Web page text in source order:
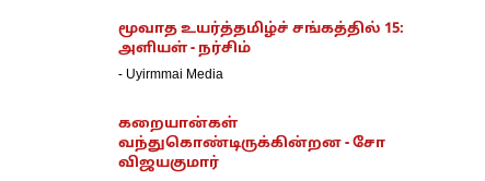
மூவாத உயர்த்தமிழ்ச் சங்கத்தில் 15:
அளியள் - நர்சிம்
- Uyirmmai Media
கறையான்கள்
வந்துகொண்டிருக்கின்றன - சோ
விஜயகுமார்